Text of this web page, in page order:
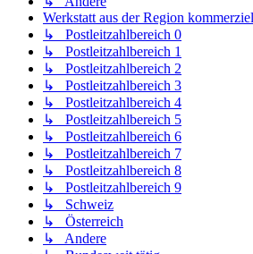
Werkstatt aus der Region
↳ Postleitzahlbereich 0
↳ Postleitzahlbereich 1
↳ Postleitzahlbereich 2
↳ Postleitzahlbereich 3
↳ Postleitzahlbereich 4
↳ Postleitzahlbereich 5
↳ Postleitzahlbereich 6
↳ Postleitzahlbereich 7
↳ Postleitzahlbereich 8
↳ Postleitzahlbereich 9
↳ Schweiz
↳ Österreich
↳ Andere